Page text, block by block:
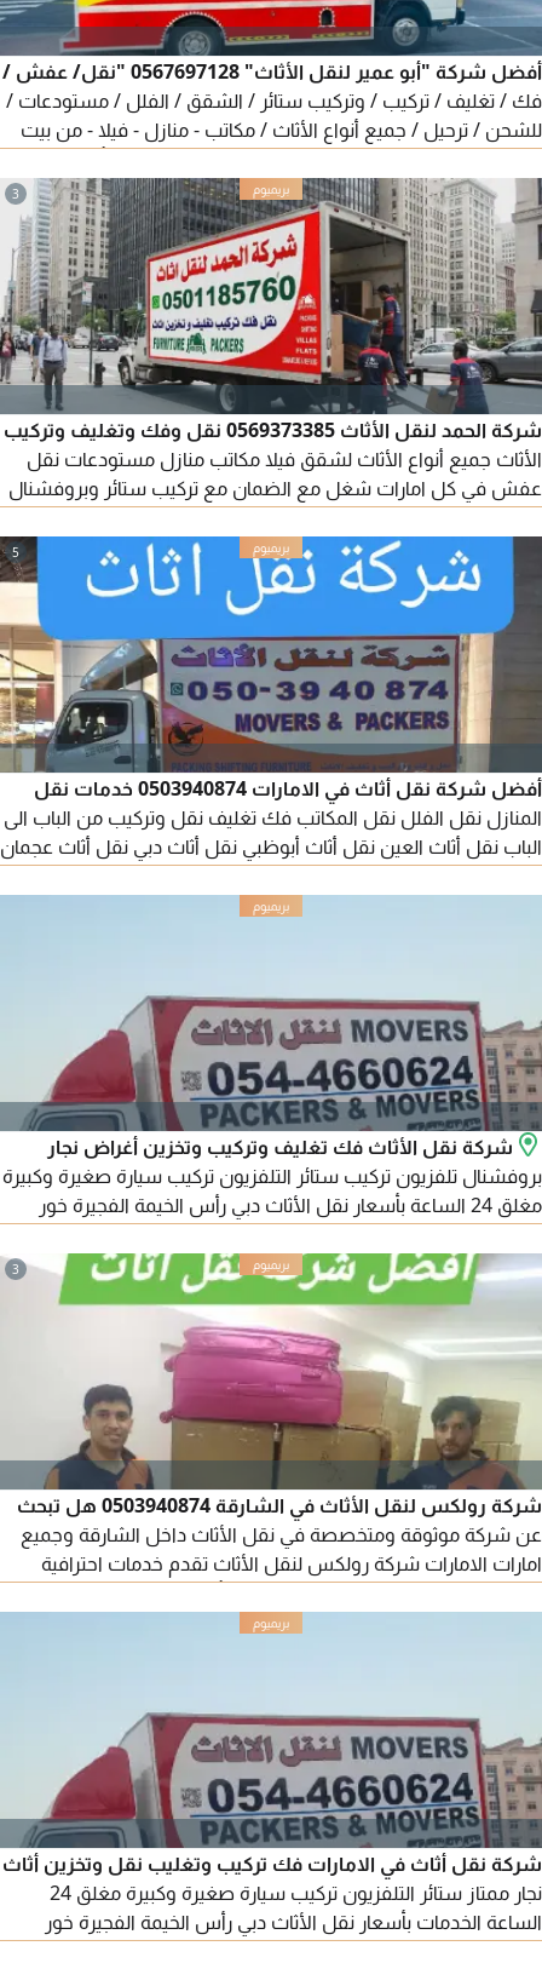
أفضل شركة "أبو عمير لنقل الأثاث" 0567697128 "نقل/ عفش /
فك / تغليف / تركيب / وتركيب ستائر / الشقق / الفلل / مستودعات /
للشحن / ترحيل / جميع أنواع الأثاث / مكاتب - منازل - فيلا - من بيت
3
شركة الحمد لنقل الأثاث 0569373385 نقل وفك وتغليف وتركيب
الأثاث جميع أنواع الأثاث لشقق فيلا مكاتب منازل مستودعات نقل
عفش في كل امارات شغل مع الضمان مع تركيب ستائر وبروفشنال
5
أفضل شركة نقل أثاث في الامارات 0503940874 خدمات نقل
المنازل نقل الفلل نقل المكاتب فك تغليف نقل وتركيب من الباب الى
الباب نقل أثاث العين نقل أثاث أبوظبي نقل أثاث دبي نقل أثاث عجمان
في العين نقل أثاث في أبوظبي نقل أثاث في الفجيرة نقل أثاث في
شركة نقل الأثاث فك تغليف وتركيب وتخزين أغراض نجار
بروفشنال تلفزيون تركيب ستائر التلفزيون تركيب سيارة صغيرة وكبيرة
مغلق 24 الساعة بأسعار نقل الأثاث دبي رأس الخيمة الفجيرة خور
عجمان الفجيرة رأس الخيمة نقل أثاث دبي نقل أثاث دبي الشارقة
العين نقل أثاث الشارقة سيارة بكب نقل الشارقة نقل أثاث في
الشارقة عجمان الفجيرة رأس الخيمة خور فك
3
شركة رولكس لنقل الأثاث في الشارقة 0503940874 هل تبحث
عن شركة موثوقة ومتخصصة في نقل الأثاث داخل الشارقة وجميع
امارات الامارات شركة رولكس لنقل الأثاث تقدم خدمات احترافية
فك وتركيب الأثاث تغليف احترافي لحماية العفش نقل المنازل والفلل
شركة نقل أثاث في الامارات فك تركيب وتغليب نقل وتخزين أثاث
نجار ممتاز ستائر التلفزيون تركيب سيارة صغيرة وكبيرة مغلق 24
الساعة الخدمات بأسعار نقل الأثاث دبي رأس الخيمة الفجيرة خور